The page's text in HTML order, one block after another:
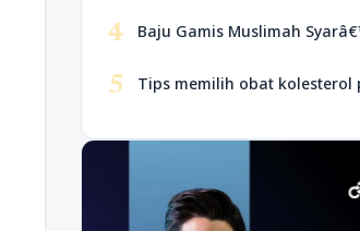
4 Baju Gamis Muslimah
5 Tips memilih obat kolesterol